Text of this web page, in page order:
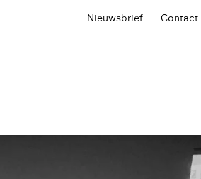
Nieuwsbrief Contact